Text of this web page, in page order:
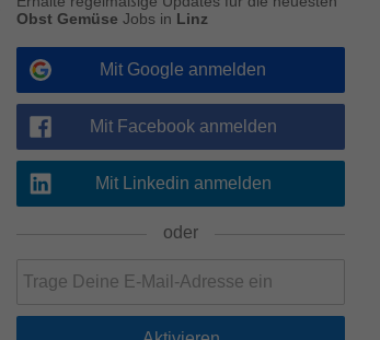
Obst Gemüse Jobs in Linz
Mit Google anmelden
Mit Facebook anmelden
Mit Linkedin anmelden
oder